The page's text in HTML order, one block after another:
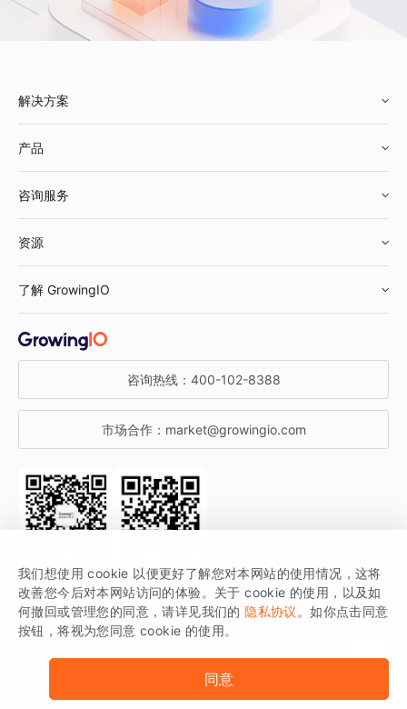
解决方案
鞋服行业
汽车行业
金融行业
产品
智能运营
获客分析
咨询服务
资源
增长公开课
增长博客
开发者文档
SDK 文档
场景指南
了解 GrowingIO
关于 GrowingIO
增长大会
行业活动
咨询热线： 400-102-8388
市场合作： market@growingio.com
关注公众号 获取更多干货
GrowingIO 是专注于数据智能分析与增长的品牌，核心平台为 GrowingIO
分析云。
版权所有 © 北京易数科技有限公司
我们想使用 cookie 以便更好了解您对本网站的使用情况，这将
改善您今后对本网站访问的体验。关于 cookie 的使用，以及如
何撤回或管理您的同意，请详见我们的 隐私协议 。如你点击同意
按钮，将视为您同意 cookie 的使用。
同意